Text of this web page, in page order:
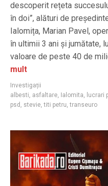
descoperit rețeta
în doi”, alături de
Ialomița, Marian Pavel,
în ultimii 3 ani și jumătate,
valoare de peste 40 de
mult
Investigații
albesti, asfaltare, Ialomita, lucrari
psd , stevie,titi petru,transeuro